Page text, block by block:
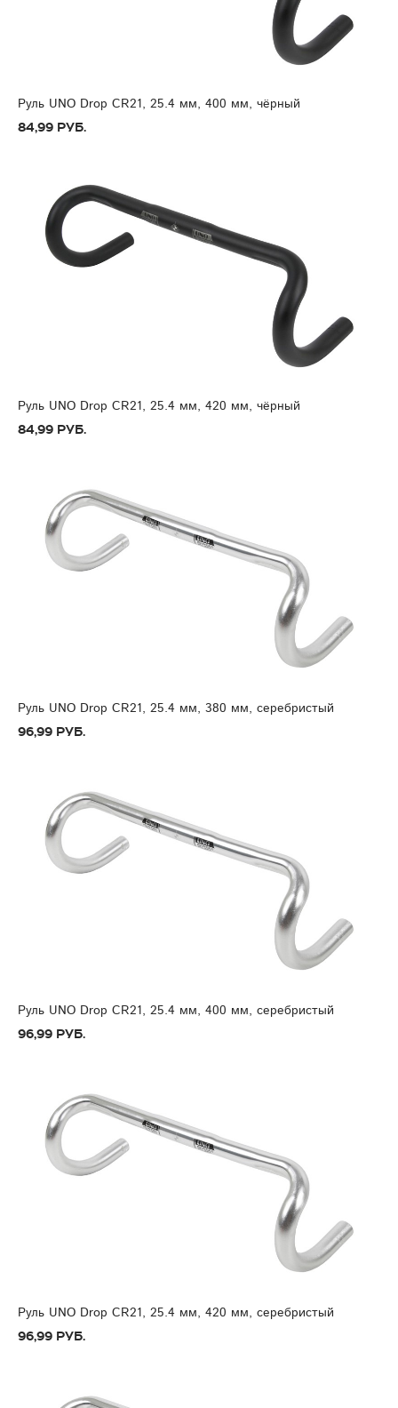
Руль UNO Drop CR21, 25.4 мм, 400 мм, чёрный
84,99 руб.
Руль UNO Drop CR21, 25.4 мм, 420 мм, чёрный
84,99 руб.
Руль UNO Drop CR21, 25.4 мм, 380 мм, серебристый
96,99 руб.
Руль UNO Drop CR21, 25.4 мм, 400 мм, серебристый
96,99 руб.
Руль UNO Drop CR21, 25.4 мм, 420 мм, серебристый
96,99 руб.